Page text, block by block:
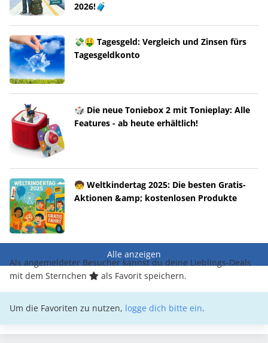
2026!🧳
💸🤑 Tagesgeld: Vergleich und Zinsen fürs
Tagesgeldkonto
🎲 Die neue Toniebox 2 mit Tonieplay: Alle
Features - ab heute erhältlich!
🧒 Weltkindertag 2025: Die besten Gratis-
Aktionen &amp; kostenlosen Produkte
Alle anzeigen
Als angemeldeter Besucher kannst du deine Lieblings-Deals
mit dem Sternchen
als Favorit speichern.
Um die Favoriten zu nutzen, logge dich bitte ein.